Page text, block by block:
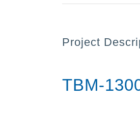
Project
TBM-